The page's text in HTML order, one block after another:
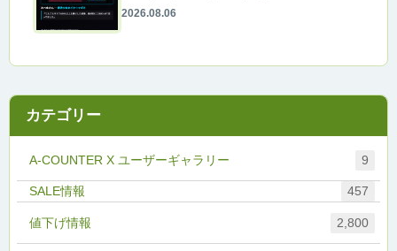
2026.08.06
カテゴリー
A-COUNTER X ユーザーギャラリー 9
457
値下げ情報 2,800